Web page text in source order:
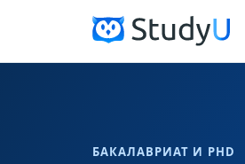
БАКАЛАВРИАТ И PHD